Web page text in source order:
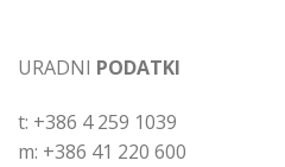
URADNI PODATKI
t: +386 4 259 1039
m: +386 41 220 600